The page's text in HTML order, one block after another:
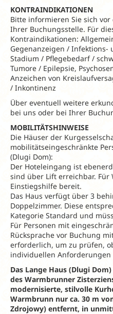
KONTRAINDIKATIONEN
Bitte informieren Sie sich
Ihrer Buchungsstelle. Für
Kontraindikationen:
Gegenanzeigen / Infektions-
Stadium / Pflegebedarf /
Tumore / Epilepsie,
Anzeichen von
/ Inkontinenz
Über eventuell weitere
bei uns oder bei Ihrer
MOBILITÄTSHINWEISE
Die Häuser der
mobilitätseingeschränkte
(Dlugi Dom):
Der Hoteleingang ist
sind über Lift erreichbar. Für
Einstiegshilfe bereit.
Das Haus verfügt über 3
Doppelzimmer. Diese
Kategorie Standard und
Für Personen mit
Rücksprache vor Buchung
erforderlich, um zu prüfen,
individuellen
Das Lange Haus (Dlugi
des Warmbrunner
modernisierte, stilvolle
Warmbrunn nur ca. 30 m
Zdrojowy) entfernt, in